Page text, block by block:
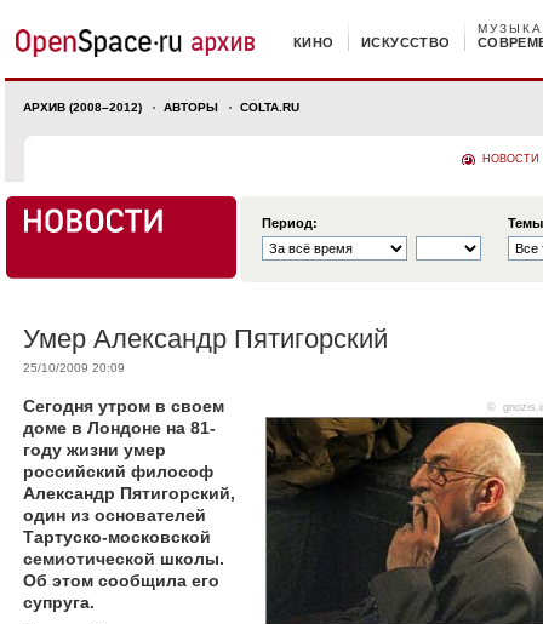
КИНО ИСКУССТВО
МУЗЫКА
АРХИВ (2008–2012) АВТОРЫ COLTA.RU
НОВОСТИ
Период:
Умер Александр Пятигорский
25/10/2009 20:09
©
Сегодня утром в своем
доме в Лондоне на 81-
году жизни умер
российский философ
Александр Пятигорский,
один из основателей
Тартуско-московской
семиотической школы.
Об этом сообщила его
супруга.